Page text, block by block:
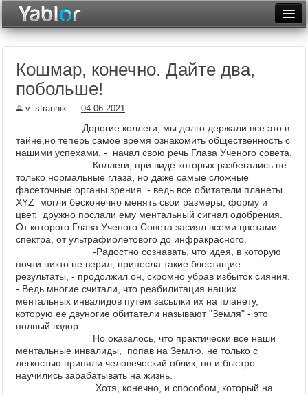
Неделя
Архив
Фототоп
Видеотоп
Кошмар, конечно. Дайте два,
побольше!
v_strannik — 04.06.2021
-Дорогие коллеги, мы долго держали все это в
тайне,но теперь самое время ознакомить общественность с
нашими успехами, - начал свою речь Глава Ученого совета.
Коллеги, при виде которых разбегались не
только нормальные глаза, но даже самые сложные
фасеточные органы зрения - ведь все обитатели планеты
XYZ могли бесконечно менять свои размеры, форму и
цвет, дружно послали ему ментальный сигнал одобрения.
От которого Глава Ученого Совета засиял всеми цветами
спектра, от ультрафиолетового до инфракрасного.
-Радостно сознавать, что идея, в которую
почти никто не верил, принесла такие блестящие
результаты, - продолжил он, скромно убрав избыток сияния.
- Ведь многие считали, что реабилитация наших
ментальных инвалидов путем засылки их на планету,
которую ее двуногие обитатели называют "Земля" - это
полный вздор.
Но оказалось, что практически все наши
ментальные инвалиды, попав на Землю, не только с
легкостью приняли человеческий облик, но и быстро
научились зарабатывать на жизнь.
Хотя, конечно, и способом, который на